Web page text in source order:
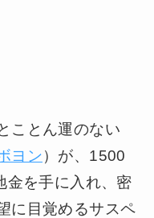
ことん運のない
ヨン）が、1500
金を手に入れ、密
に目覚めるサスペ